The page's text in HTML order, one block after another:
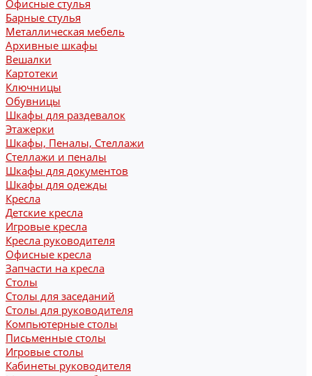
Офисные стулья
Барные стулья
Металлическая мебель
Архивные шкафы
Вешалки
Картотеки
Ключницы
Обувницы
Шкафы для раздевалок
Этажерки
Шкафы, Пеналы, Стеллажи
Стеллажи и пеналы
Шкафы для документов
Шкафы для одежды
Кресла
Детские кресла
Игровые кресла
Кресла руководителя
Офисные кресла
Запчасти на кресла
Столы
Столы для заседаний
Столы для руководителя
Компьютерные столы
Письменные столы
Игровые столы
Кабинеты руководителя